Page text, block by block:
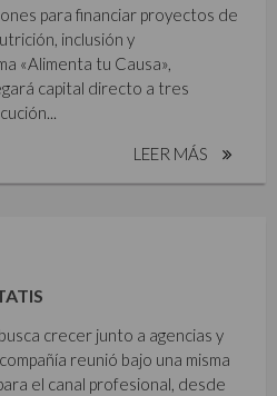
para financiar proyectos de
inclusión y
«Alimenta tu Causa»,
capital directo a tres
LEER MÁS
crecer junto a agencias y
reunió bajo una misma
el canal profesional, desde